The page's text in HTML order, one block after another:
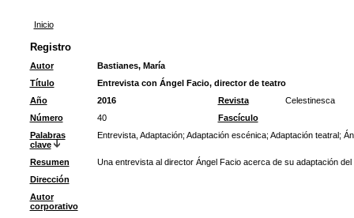
Inicio
Registro
Autor
Bastianes, María
Título
Entrevista con Ángel Facio, director de teatro
Año
2016 Revista
Celestinesca
Número
40
Fascículo
Palabras
clave
Entrevista, Adaptación; Adaptación escénica; Adaptación teatral;
Resumen
Una entrevista al director Ángel Facio acerca de su adaptación
Dirección
Autor
corporativo